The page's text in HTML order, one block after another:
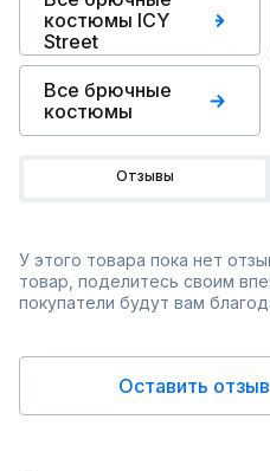
костюмы ICY
Street
Все брючные
костюмы
Отзывы
У этого товара пока нет
товар, поделитесь своим
покупатели будут вам
Оставить отзыв